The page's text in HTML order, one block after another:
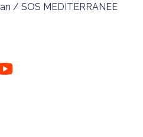
/ SOS MEDITERRANEE